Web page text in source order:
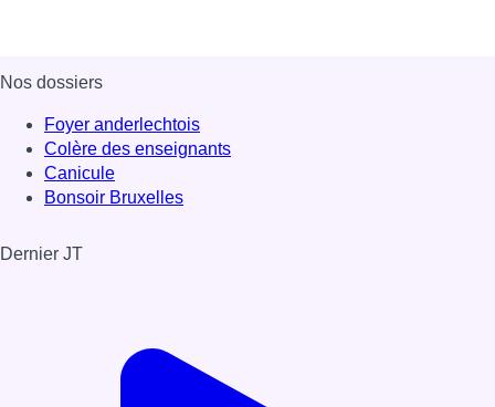
Nos dossiers
Foyer anderlechtois
Colère des enseignants
Canicule
Bonsoir Bruxelles
Dernier JT